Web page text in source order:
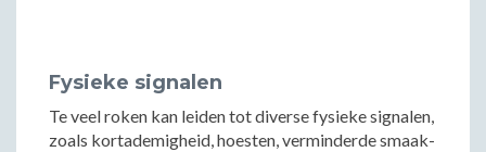
Fysieke signalen
Te veel roken kan leiden tot diverse fysieke signalen,
zoals kortademigheid, hoesten, verminderde smaak-